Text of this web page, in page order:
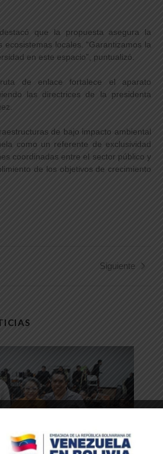
que la propuesta asegura la
ecosistemas locales. “Garantizamos la
en este espacio”, puntualizó.
de enlace fortalece el aparato
las directrices de la presidenta
de bajo impacto ambiental
como un referente de exclusividad
coordinadas entre el sector público y
de los objetivos de crecimiento
Siguiente